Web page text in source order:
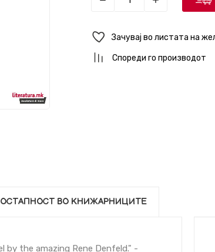
Зачувај во листата на
Спореди го производот
ВО КНИЖАРНИЦИТЕ
by the amazing Rene Denfeld." -